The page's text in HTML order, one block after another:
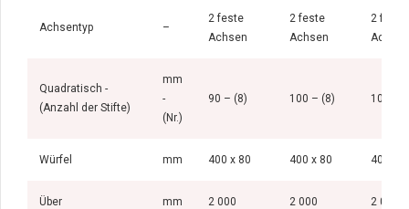
Achsentyp –
2 feste
Achsen
2 feste
Achsen
2 feste
Achsen
Quadratisch -
(Anzahl der Stifte)
mm
-
(Nr.)
90 – (8) 100 – (8) 100 –
Würfel mm 400 x 80 400 x 80 400 x
Über mm 2 000 2 000 2 000